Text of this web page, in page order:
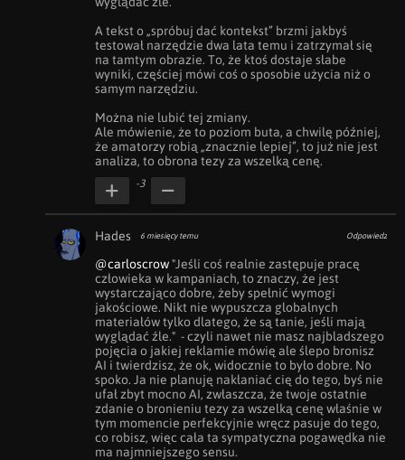
A tekst o „spróbuj dać kontekst” brzmi jakbyś
testował narzędzie dwa lata temu i zatrzymał się
na tamtym obrazie. To, że ktoś dostaje słabe
wyniki, częściej mówi coś o sposobie użycia niż o
samym narzędziu.
Można nie lubić tej zmiany.
Ale mówienie, że to poziom buta, a chwilę później,
że amatorzy robią „znacznie lepiej”, to już nie jest
analiza, to obrona tezy za wszelką cenę.
-3
Hades 6 miesięcy temu Odpowiedz
@carloscrow "Jeśli coś realnie zastępuje pracę
człowieka w kampaniach, to znaczy, że jest
wystarczająco dobre, żeby spełnić wymogi
jakościowe. Nikt nie wypuszcza globalnych
materiałów tylko dlatego, że są tanie, jeśli mają
wyglądać źle."  - czyli nawet nie masz najbladszego
pojęcia o jakiej reklamie mówię ale ślepo bronisz
AI i twierdzisz, że ok, widocznie to było dobre. No
spoko. Ja nie planuję nakłaniać cię do tego, byś nie
ufał zbyt mocno AI, zwłaszcza, że twoje ostatnie
zdanie o bronieniu tezy za wszelką cenę właśnie w
tym momencie perfekcyjnie wręcz pasuje do tego,
co robisz, więc cała ta sympatyczna pogawędka nie
ma najmniejszego sensu.